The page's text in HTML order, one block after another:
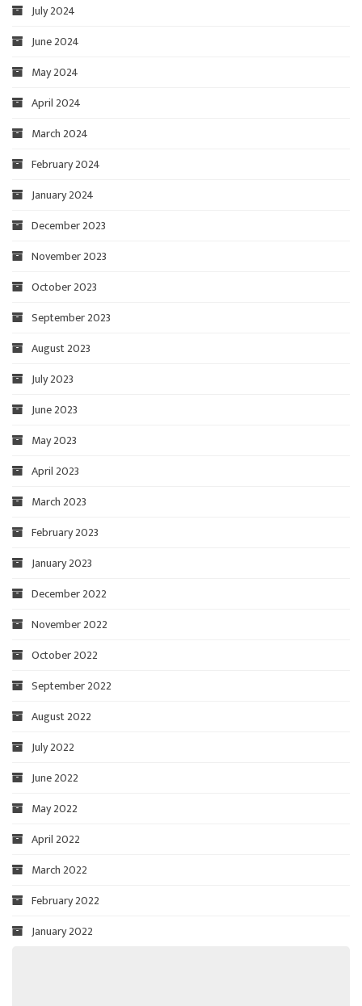
July 2024
June 2024
May 2024
April 2024
March 2024
February 2024
January 2024
December 2023
November 2023
October 2023
September 2023
August 2023
July 2023
June 2023
May 2023
April 2023
March 2023
February 2023
January 2023
December 2022
November 2022
October 2022
September 2022
August 2022
July 2022
June 2022
May 2022
April 2022
March 2022
February 2022
January 2022